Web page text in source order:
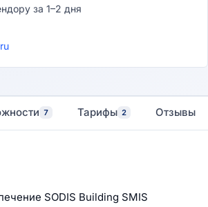
за 1–2 дня
7 Тарифы 2 Отзывы
SODIS Building SMIS